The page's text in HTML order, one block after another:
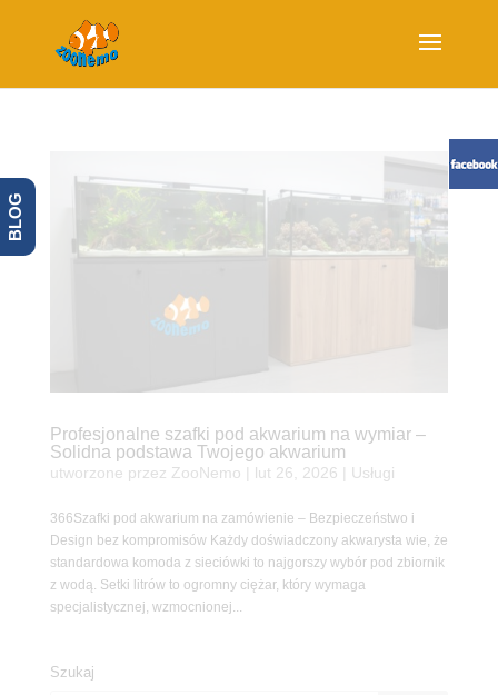
Profesjonalne szafki pod akwarium na wymiar –
Solidna podstawa Twojego akwarium
utworzone przez ZooNemo lut 26, 2026 Usługi
366Szafki pod akwarium na zamówienie – Bezpieczeństwo i
Design bez kompromisów Każdy doświadczony akwarysta wie, że
standardowa komoda z sieciówki to najgorszy wybór pod zbiornik
z wodą. Setki litrów to ogromny ciężar, który wymaga
specjalistycznej, wzmocnionej...
Szukaj
BLOG